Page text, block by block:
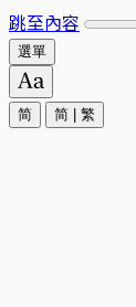
跳至內容
選單
简 简 繁